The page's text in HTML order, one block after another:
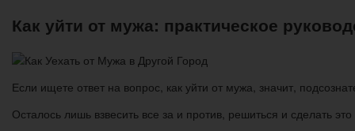
Как уйти от мужа: практическое
Если ищете ответ на вопрос, как уйти от мужа, значит,
Осталось лишь взвесить все за и против, решиться и сделать